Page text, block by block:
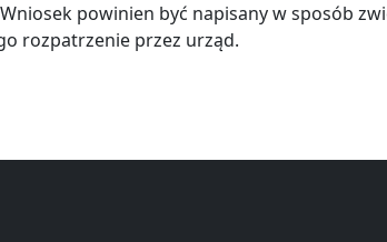
powinien być napisany w sposób
rozpatrzenie przez urząd.